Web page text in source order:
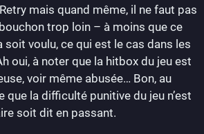
mais quand même, il ne faut pas
trop loin – à moins que ce
voulu, ce qui est le cas dans les
oui, à noter que la hitbox du jeu est
voir même abusée… Bon, au
que la difficulté punitive du jeu n’est
soit dit en passant.